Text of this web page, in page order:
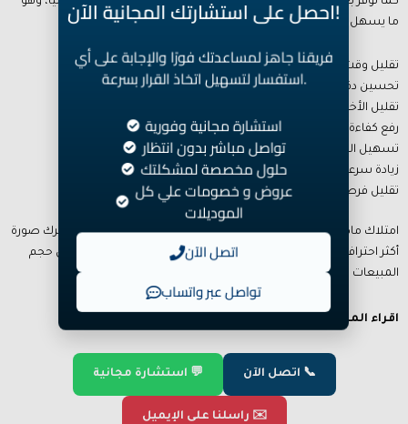
ما يسهل العمليات المحاسبية اليومية من أبرز الفوائد العملية:
تقليل وقت إغلاق الكاشير
تحسين دقة الحسابات
تقليل الأخطاء البشرية
رفع كفاءة الموظفين
تسهيل الجرد اليومي
زيادة سرعة خدمة العملاء
تقليل فرص التلاعب المالي
امتلاك ماكينة عد النقود للمحلات التجارية داخل نقطة البيع يمنح متجرك صورة
أكثر احترافية ويساعدك على إدارة العمليات النقدية بسهولة مهما كان حجم
المبيعات اليومي.
اقراء المزيد عن : BVS تقدم افضل تحديث ماكينة عد النقود
📞 اتصل الآن 💬 استشارة مجانية
✉️ راسلنا على الإيميل
احصل على استشارتك المجانية الآن!
فريقنا جاهز لمساعدتك فورًا والإجابة على أي
استفسار لتسهيل اتخاذ القرار بسرعة.
استشارة مجانية وفورية
تواصل مباشر بدون انتظار
حلول مخصصة لمشكلتك
عروض و خصومات علي كل
الموديلات
اتصل الآن
تواصل عبر واتساب